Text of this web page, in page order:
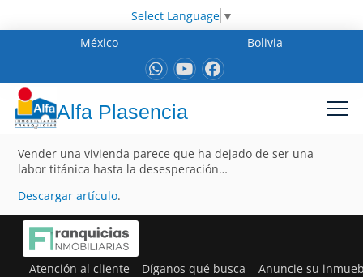
Select Language ▼
México
Bolivia
Alfa Plasencia
Vender una vivienda parece que ha dejado de ser una
labor titánica hasta la desesperación…
Descargar artículo.
Atención al cliente Díganos qué busca Anuncie su